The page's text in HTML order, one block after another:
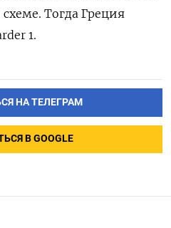
Тогда Греция
1.
НА ТЕЛЕГРАМ
В GOOGLE